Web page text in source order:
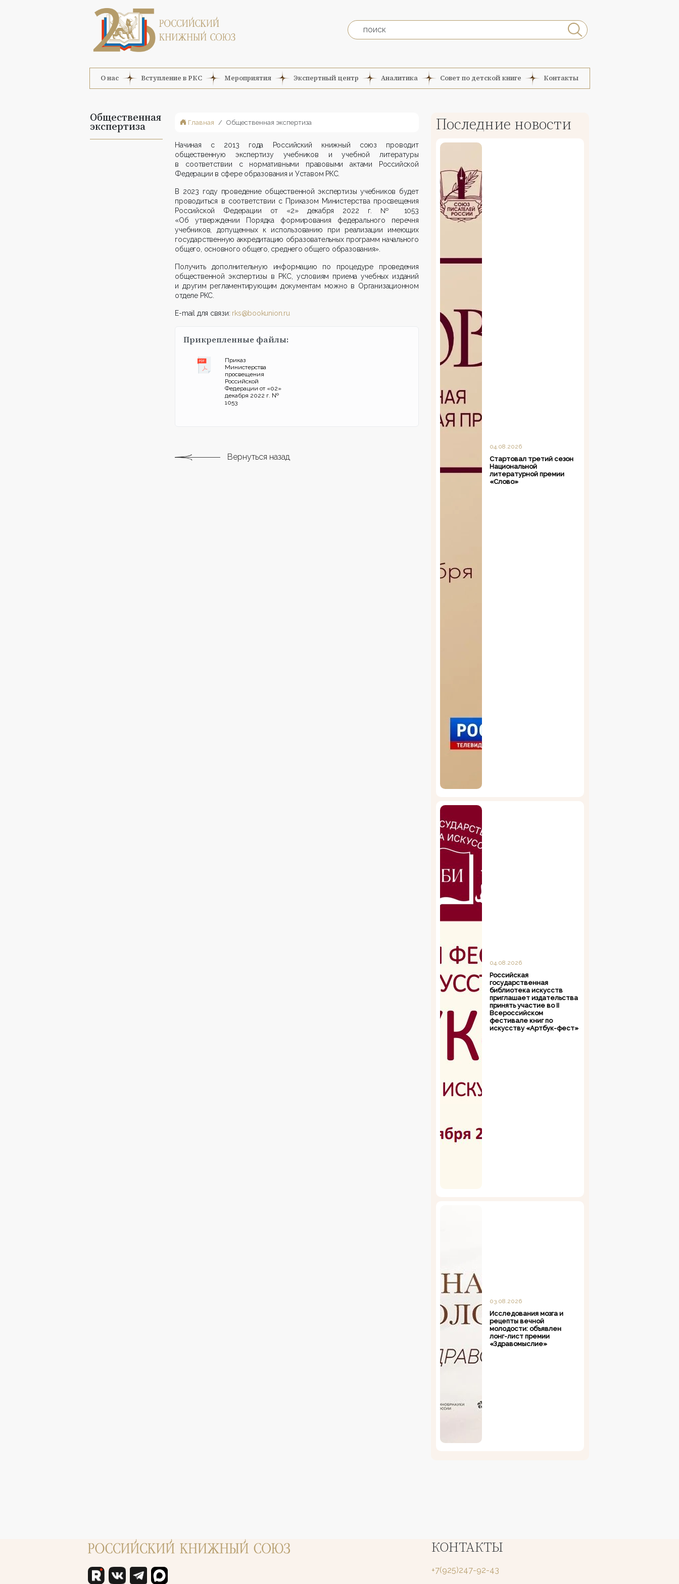
О нас Вступление в РКС Мероприятия Экспертный центр Аналитика Совет по детской книге Контакты
Общественная
экспертиза Главная Общественная экспертиза
Начиная с 2013 года Российский книжный союз проводит
общественную экспертизу учебников и учебной литературы
в соответствии с нормативными правовыми актами Российской
Федерации в сфере образования и Уставом РКС.
В 2023 году проведение общественной экспертизы учебников будет
проводиться в соответствии с Приказом Министерства просвещения
Российской Федерации от «2» декабря 2022 г. № 1053
«Об утверждении Порядка формирования федерального перечня
учебников, допущенных к использованию при реализации имеющих
государственную аккредитацию образовательных программ начального
общего, основного общего, среднего общего образования».
Получить дополнительную информацию по процедуре проведения
общественной экспертизы в РКС, условиям приема учебных изданий
и другим регламентирующим документам можно в Организационном
отделе РКС.
E-mail для связи: rks@bookunion.ru
Прикрепленные файлы:
Приказ
Министерства
просвещения
Российской
Федерации от «02»
декабря 2022 г. №
1053
Вернуться назад
Последние новости
04.08.2026
Стартовал третий сезон
Национальной
литературной премии
«Слово»
04.08.2026
Российская
государственная
библиотека искусств
приглашает издательства
принять участие во II
Всероссийском
фестивале книг по
искусству «Артбук-фест»
03.08.2026
Исследования мозга и
рецепты вечной
молодости: объявлен
лонг-лист премии
«Здравомыслие»
КОНТАКТЫ
+7(925)247-92-43